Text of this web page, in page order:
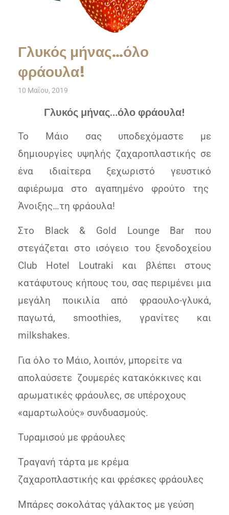
Γλυκός μήνας…όλο
φράουλα!
10 Μαΐου, 2019
Γλυκός μήνας…όλο φράουλα!
Το Μάιο σας υποδεχόμαστε με
δημιουργίες υψηλής ζαχαροπλαστικής σε
ένα ιδιαίτερα ξεχωριστό γευστικό
αφιέρωμα στο αγαπημένο φρούτο της
Άνοιξης…τη φράουλα!
Στο Black & Gold Lounge Bar που
στεγάζεται στο ισόγειο του ξενοδοχείου
Club Hotel Loutraki και βλέπει στους
κατάφυτους κήπους του, σας περιμένει μια
μεγάλη ποικιλία από φραουλο-γλυκά,
παγωτά, smoothies, γρανίτες και
milkshakes.
Για όλο το Μάιο, λοιπόν, μπορείτε να
απολαύσετε ζουμερές κατακόκκινες και
αρωματικές φράουλες, σε υπέροχους
«αμαρτωλούς» συνδυασμούς.
Tυραμισού με φράουλες
Tραγανή τάρτα με κρέμα
ζαχαροπλαστικής και φρέσκες φράουλες
Mπάρες σοκολάτας γάλακτος με γεύση